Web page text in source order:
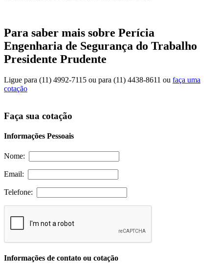
Para saber mais sobre Perícia
Engenharia de Segurança do Trabalho
Presidente Prudente
Ligue para (11) 4992-7115 ou para (11) 4438-8611 ou faça uma
cotação
Faça sua cotação
Informações Pessoais
Nome:
Email:
Telefone:
Informações de contato ou cotação